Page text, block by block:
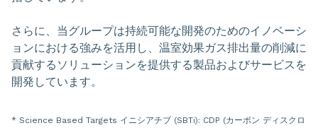
さらに、当グループは持続可能な開発のためのイノベーシ
ョンにおける強みを活用し、温室効果ガス排出量の削減に
貢献するソリューションを提供する製品およびサービスを
開発しています。
* Science Based Targets イニシアチブ (SBTi): CDP (カーボン ディスクロ